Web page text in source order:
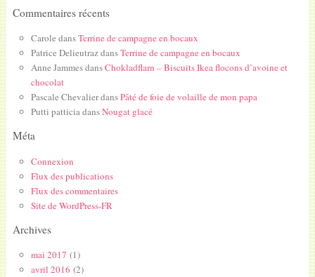
Commentaires récents
Carole dansTerrine de campagne en bocaux
Patrice DelieutrazdansTerrine de campagne en bocaux
Anne JammesdansChokladflarn – Biscuits Ikea flocons d’avoine et
chocolat
Pascale ChevalierdansPâté de foie de volaille de mon papa
Putti patticiadansNougat glacé
Méta
Connexion
Flux des publications
Flux des commentaires
Site de WordPress-FR
Archives
mai 2017 (1)
avril 2016 (2)